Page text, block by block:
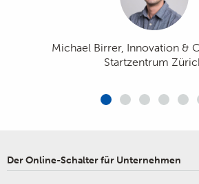
Michael Birrer, Innovation &
Startzentrum
ganzheitlich bequem
getätigt werden
technischer Mittel
Regulatorisches
Vanessa J. Jenni,
Treuhänderverband
Michael Tschirky,
Der Online-Schalter für Unternehmen